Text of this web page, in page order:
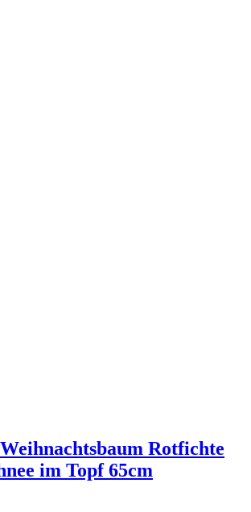
Rotfichte
im Topf 65cm